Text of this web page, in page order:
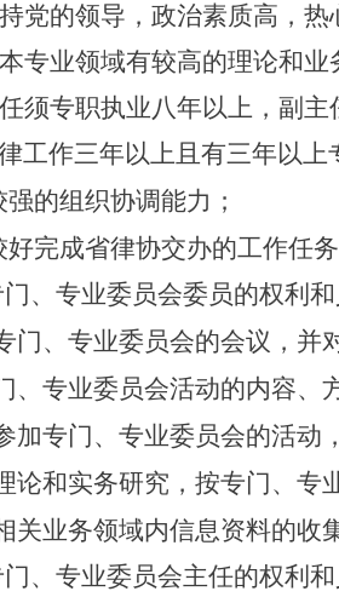
持党的领导，政治素质高，
本专业领域有较高的理论和
任须专职执业八年以上，副
工作三年以上且有三年以上
强的组织协调能力；
好完成省律协交办的工作任
、专业委员会委员的权利
门、专业委员会的会议，并
、专业委员会活动的内容、
加专门、专业委员会的活动
论和实务研究，按专门、专
关业务领域内信息资料的收
、专业委员会主任的权利